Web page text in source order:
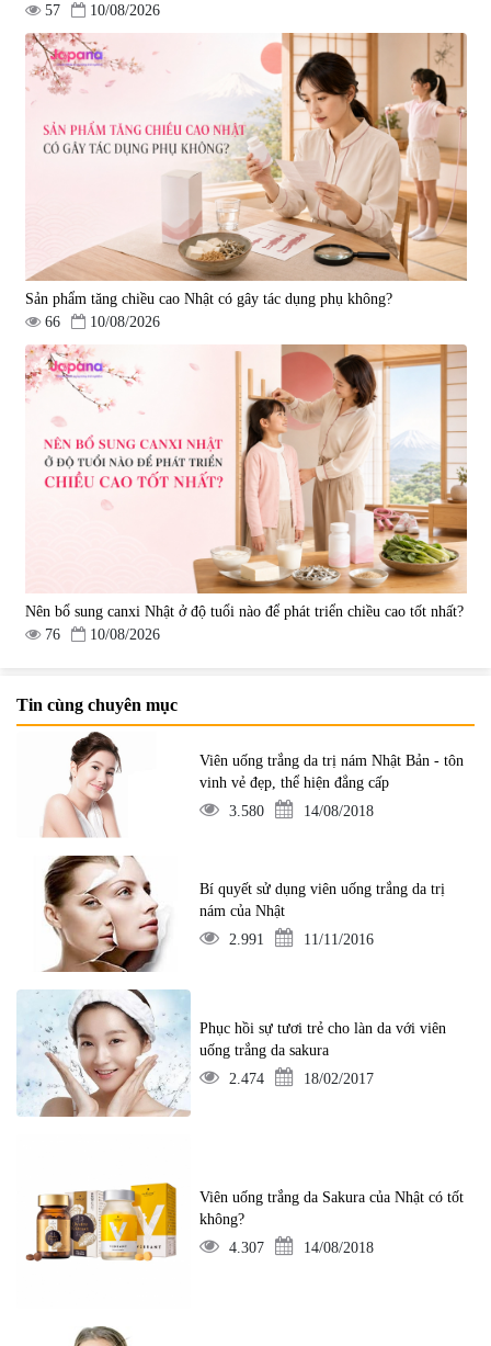
57 10/08/2026
Sản phẩm tăng chiều cao Nhật có gây tác dụng phụ không?
66
10/08/2026
Nên bổ sung canxi Nhật ở độ tuổi nào để phát triển chiều cao tốt nhất?
76
10/08/2026
Tin cùng chuyên mục
Viên uống trắng da trị nám Nhật Bản - tôn
vinh vẻ đẹp, thể hiện đẳng cấp
3.580
14/08/2018
Bí quyết sử dụng viên uống trắng da trị
nám của Nhật
2.991
11/11/2016
Phục hồi sự tươi trẻ cho làn da với viên
uống trắng da sakura
2.474
18/02/2017
Viên uống trắng da Sakura của Nhật có tốt
không?
4.307
14/08/2018